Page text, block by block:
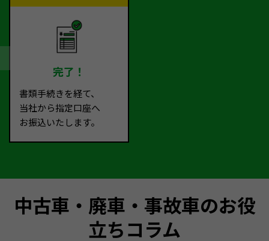
完了！
書類手続きを経て、
当社から指定口座へ
お振込いたします。
中古車・廃車・事故車のお役
立ちコラム